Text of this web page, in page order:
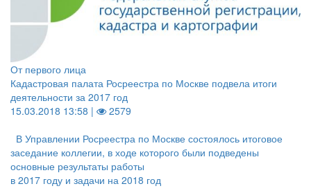
От первого лица
Кадастровая палата Росреестра по Москве подвела итоги
деятельности за 2017 год
15.03.2018 13:58 |
2579
В Управлении Росреестра по Москве состоялось итоговое
заседание коллегии, в ходе которого были подведены
основные результаты работы
в 2017 году и задачи на 2018 год